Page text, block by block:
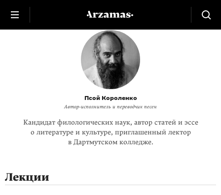
Псой Короленко
Автор-исполнитель и переводчик песен
Кандидат филологических наук, автор статей и эссе
о литературе и культуре, приглашенный лектор
в Дартмутском колледже.
Лекции